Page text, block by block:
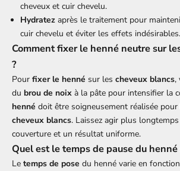
cheveux et cuir chevelu.
Hydratez après le traitement pour
cuir chevelu et éviter les effets indésirables.
Comment fixer le henné neutre sur
?
Pour fixer le henné sur les cheveux blancs,
du brou de noix à la pâte pour intensifier la
henné doit être soigneusement réalisée
cheveux blancs. Laissez agir plus
couverture et un résultat uniforme.
Quel est le temps de pause du
Le temps de pose du henné varie en